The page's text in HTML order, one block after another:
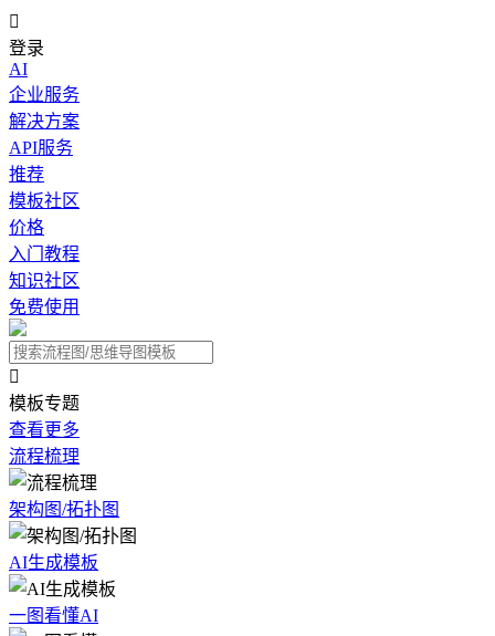

登录
AI
企业服务
解决方案
API服务
推荐
模板社区
价格
入门教程
知识社区
免费使用

模板专题
查看更多
流程梳理
架构图/拓扑图
AI生成模板
一图看懂AI